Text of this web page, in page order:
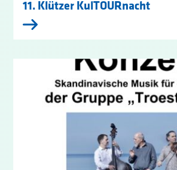
11. Klützer KulTOURnacht